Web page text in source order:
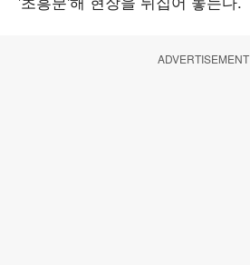
ADVERTISEMENT